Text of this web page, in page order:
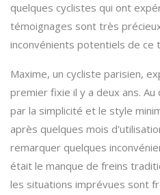
quelques cyclistes qui ont
témoignages sont très
inconvénients potentiels de ce
Maxime, un cycliste parisien,
premier fixie il y a deux ans.
par la simplicité et le style
après quelques mois
remarquer quelques
était le manque de freins
les situations imprévues sont